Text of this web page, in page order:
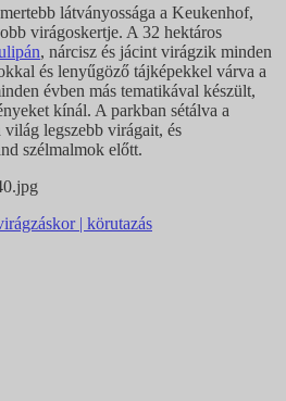
látványossága a Keukenhof,
virágoskertje. A 32 hektáros
, nárcisz és jácint virágzik minden
és lenyűgöző tájképekkel várva a
évben más tematikával készült,
kínál. A parkban sétálva a
legszebb virágait, és
szélmalmok előtt.
| körutazás